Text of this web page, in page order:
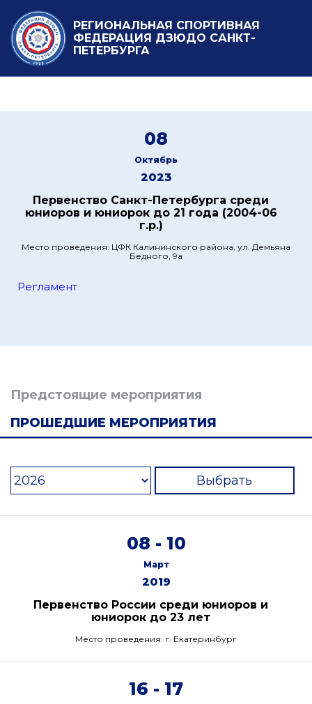
РЕГИОНАЛЬНАЯ СПОРТИВНАЯ
ФЕДЕРАЦИЯ ДЗЮДО САНКТ-
ПЕТЕРБУРГА
08
Октябрь
2023
Первенство Санкт-Петербурга среди
юниоров и юниорок до 21 года (2004-06
г.р.)
Место проведения: ЦФК Калининского района, ул. Демьяна
Бедного, 9а
Регламент
Предстоящие мероприятия
ПРОШЕДШИЕ МЕРОПРИЯТИЯ
Выбрать
08 - 10
Март
2019
Первенство России среди юниоров и
юниорок до 23 лет
Место проведения: г. Екатеринбург
16 - 17